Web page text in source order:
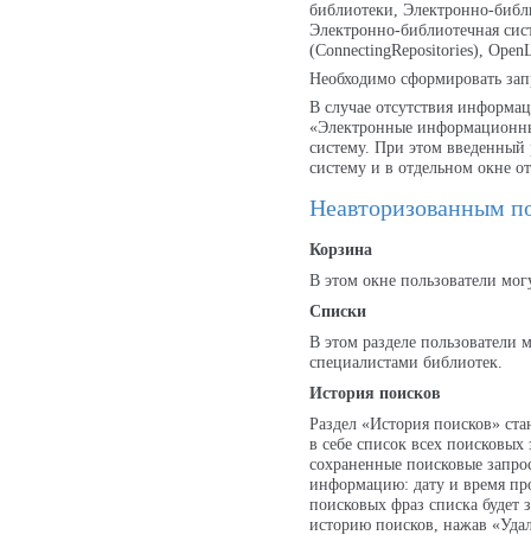
библиотеки, Электронно-
Электронно-библиотечная
(ConnectingRepositories),
Необходимо сформировать
В случае отсутствия
«Электронные
систему. При этом введенный
систему и в отдельном окне
Неавторизованным
Корзина
В этом окне пользователи
Списки
В этом разделе
специалистами библиотек.
История поисков
Раздел «История поисков»
в себе список всех
сохраненные поисковые
информацию: дату и время
поисковых фраз списка
историю поисков, нажав